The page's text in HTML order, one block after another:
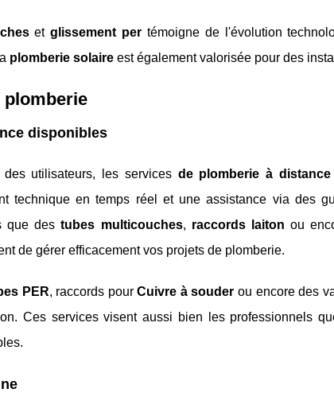
etglissement per témoigne de l'évolution
plomberie solaire est également valorisée pour des
plomberie
disponibles
utilisateurs, les services de plomberie à distance
technique en temps réel et une assistance via des
que destubes multicouches, raccords laiton ou
de gérer efficacement vos projets de plomberie.
PER, raccords pourCuivre à souder ou encore des
Ces services visent aussi bien les professionnels